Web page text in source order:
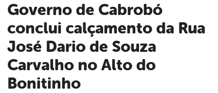
Governo de Cabrobó
conclui calçamento da Rua
José Dario de Souza
Carvalho no Alto do
Bonitinho